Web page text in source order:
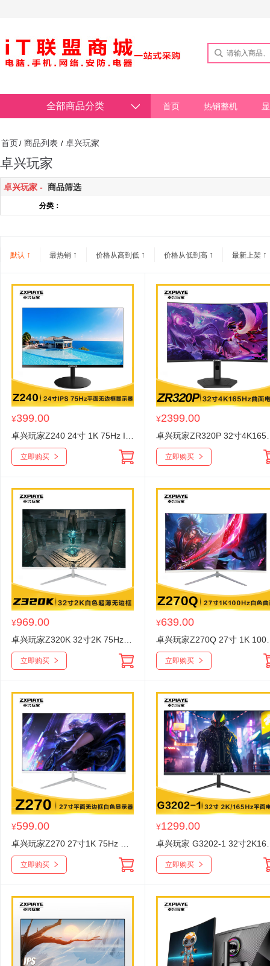
全部商品分类 首页 热销整机
首页 / 商品列表 / 卓兴玩家
卓兴玩家
卓兴玩家 - 商品筛选
分类：
默认 ↑ 最热销 ↑ 价格从高到低 ↑ 价格从低到高 ↑ 最新上架 ↑
¥399.00
立即购买
¥2399.00
立即购买
¥969.00
立即购买
¥639.00
立即购买
¥599.00
立即购买
¥1299.00
立即购买